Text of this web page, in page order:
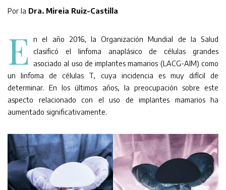
Por la Dra. Mireia Ruiz-Castilla
E
n el año 2016, la Organización Mundial de la Salud
clasificó el linfoma anaplásico de células grandes
asociado al uso de implantes mamarios (LACG-AIM) como
un linfoma de células T, cuya incidencia es muy difícil de
determinar. En los últimos años, la preocupación sobre este
aspecto relacionado con el uso de implantes mamarios ha
aumentado significativamente.